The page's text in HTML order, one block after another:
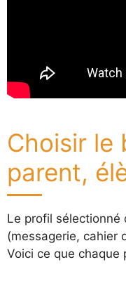
Choisir le
parent,
Le profil sélectionné
(messagerie, cahier
Voici ce que chaque